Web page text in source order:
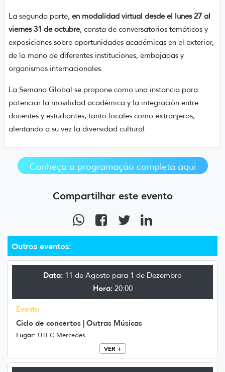
Outros eventos:
Data: 11 de Agosto para 1 de Dezembro
Hora:20:00
Evento
Ciclo de concertos | Outras Músicas
Lugar: UTEC Mercedes
VER +
La segunda parte, en modalidad virtual desde el lunes 27 al
viernes 31 de octubre, consta de conversatorios temáticos y
exposiciones sobre oportunidades académicas en el exterior,
de la mano de diferentes instituciones, embajadas y
organismos internacionales.
La Semana Global se propone como una instancia para
potenciar la movilidad académica y la integración entre
docentes y estudiantes, tanto locales como extranjeros,
alentando a su vez la diversidad cultural.
Conheça a programação completa aqui
Compartilhar este evento